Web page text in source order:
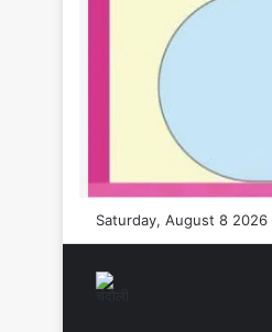
Saturday, August 8 2026